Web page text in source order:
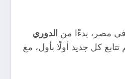
في مصر، بدءًا من الدوري
كل جديد أولًا بأول، مع